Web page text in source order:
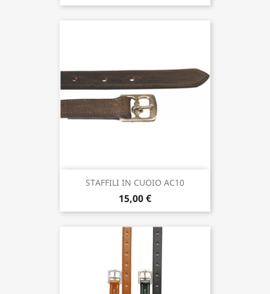
STAFFILI IN CUOIO AC10
15,00 €